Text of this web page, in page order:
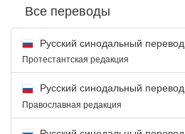
Все переводы
Русский синодальный перевод
Протестантская редакция
Русский синодальный перевод
Православная редакция